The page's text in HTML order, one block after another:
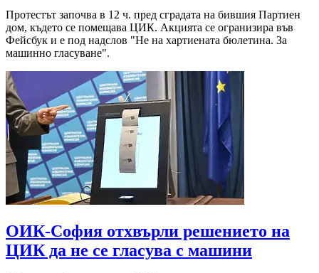
Протестът започва в 12 ч. пред сградата на бившия Партиен
дом, където се помещава ЦИК. Акцията се огранизира във
Фейсбук и е под надслов "Не на хартиената бюлетина. За
машинно гласуване".
ОИК-София отхвърли решението на
ЦИК да не се гласува с машини